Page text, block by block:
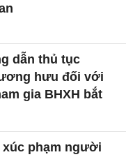
dẫn thủ tục
hưu đối với
gia BHXH bắt
phạm người